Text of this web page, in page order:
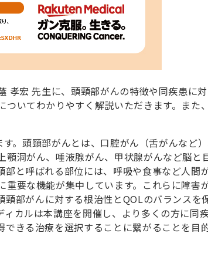
宏 先生に、頭頸部がんの特徴や同疾患に
いてわかりやすく解説いただきます。また
。頭頸部がんとは、口腔がん（舌がんなど
顎洞がん、唾液腺がん、甲状腺がんなど脳と
と呼ばれる部位には、呼吸や食事など人間
要な機能が集中しています。これらに障害
部がんに対する根治性とQOLのバランスを
カルは本講座を開催し、より多くの方に同
きる治療を選択することに繋がることを目